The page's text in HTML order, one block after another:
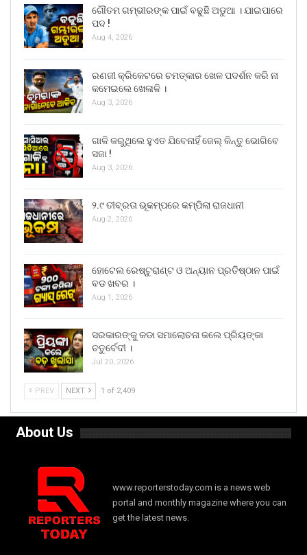
ଗୌତମ ଗମ୍ଭୀରଙ୍କ ପାଇଁ ବଢୁଛି ଅଡୁଆ । ଯାଇପାରେ
ପଦ !
Aug 4, 2026
ରଣଜୀ କ୍ରିକେଟରେ ଚମତ୍କାର ଖେଳ ପଦର୍ଶନ କରି ନା
କମେଇଲେ ଖେଳାଳି ।
Aug 3, 2026
ଗାଳି କରୁଥିଲେ ହୁଏତ ଯିବେନାହିଁ ଜେଲ୍ କିନ୍ତୁ ଭୋଗିବେ
ସଜା !
Aug 3, 2026
୨.୯ ତୀବ୍ରତା ଭୂକମ୍ପରେ କମ୍ପିଲା ରାଜଧାନୀ
Aug 2, 2026
ହୋଟେଲ ରେଷ୍ଟୁରାଣ୍ଟ ଓ ଅନ୍ୟାନ ପ୍ରତିଷ୍ଠାନ ପାଇଁ
ବଡ ଖବର ।
Aug 1, 2026
ସରକାରଙ୍କୁ କଡା ସମାଲୋଚନା କଲେ ପ୍ରିୟଙ୍କା
ଚତୁର୍ବେଦୀ ।
Jul 20, 2026
PREV NEXT 1 of 2,409
About Us
www.reporterstoday.com is a news web
portal and monthly magazine where you can
get the latest news.